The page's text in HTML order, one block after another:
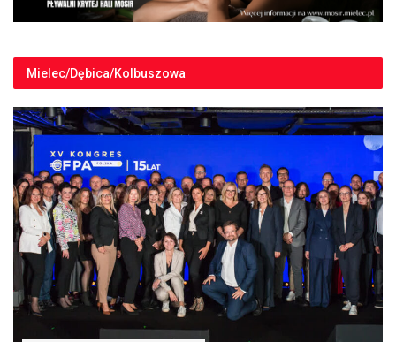
Mielec/Dębica/Kolbuszowa